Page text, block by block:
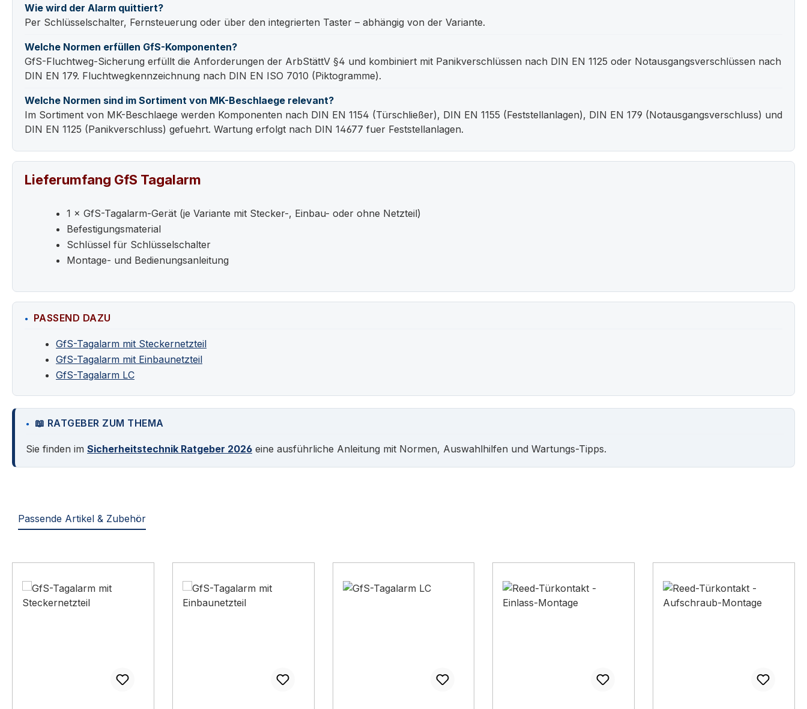
Wie wird der Alarm quittiert?
Per Schlüsselschalter, Fernsteuerung oder über den integrierten Taster – abhängig von der Variante.
Welche Normen erfüllen GfS-Komponenten?
GfS-Fluchtweg-Sicherung erfüllt die Anforderungen der ArbStättV §4 und kombiniert mit Panikverschlüssen nach DIN EN 1125 oder Notausgangsverschlüssen nach
DIN EN 179. Fluchtwegkennzeichnung nach DIN EN ISO 7010 (Piktogramme).
Welche Normen sind im Sortiment von MK-Beschlaege relevant?
Im Sortiment von MK-Beschlaege werden Komponenten nach DIN EN 1154 (Türschließer), DIN EN 1155 (Feststellanlagen), DIN EN 179 (Notausgangsverschluss) und
DIN EN 1125 (Panikverschluss) gefuehrt. Wartung erfolgt nach DIN 14677 fuer Feststellanlagen.
Lieferumfang GfS Tagalarm
1 × GfS-Tagalarm-Gerät (je Variante mit Stecker-, Einbau- oder ohne Netzteil)
Befestigungsmaterial
Schlüssel für Schlüsselschalter
Montage- und Bedienungsanleitung
PASSEND DAZU
GfS-Tagalarm mit Steckernetzteil
GfS-Tagalarm mit Einbaunetzteil
GfS-Tagalarm LC
📖 RATGEBER ZUM THEMA
Sie finden im Sicherheitstechnik Ratgeber 2026 eine ausführliche Anleitung mit Normen, Auswahlhilfen und Wartungs-Tipps.
Passende Artikel & Zubehör